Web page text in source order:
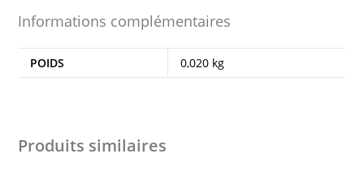
Informations complémentaires
POIDS 0,020 kg
Produits similaires